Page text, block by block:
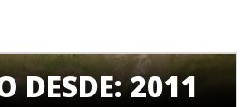
DESDE: 2011